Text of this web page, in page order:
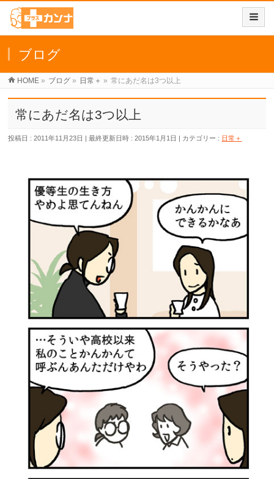
ブログ
HOME » ブログ » 日常＋ » 常にあだ名は3つ以上
常にあだ名は3つ以上
投稿日 : 2011年11月23日 最終更新日時 : 2015年1月1日 カテゴリー : 日常＋